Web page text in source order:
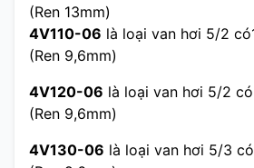
(Ren 13mm)
4V110-06 là loại van hơi 5/2
(Ren 9,6mm)
4V120-06 là loại van hơi 5/2
(Ren 9,6mm)
4V130-06 là loại van hơi 5/3